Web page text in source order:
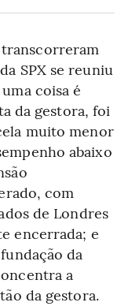
SPX se reuniu
coisa é
da gestora, foi
muito menor
abaixo
com
de Londres
encerrada; e
da
a
da gestora.